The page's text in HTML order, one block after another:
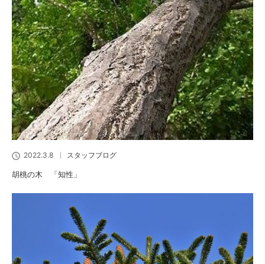
2022.3.8 スタッフブログ
胡桃の木 「知性」